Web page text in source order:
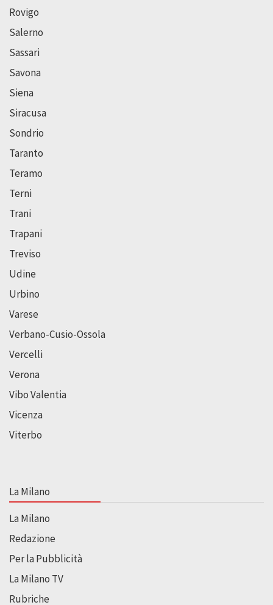
Rovigo
Salerno
Sassari
Savona
Siena
Siracusa
Sondrio
Taranto
Teramo
Terni
Trani
Trapani
Treviso
Udine
Urbino
Varese
Verbano-Cusio-Ossola
Vercelli
Verona
Vibo Valentia
Vicenza
Viterbo
La Milano
La Milano
Redazione
Per la Pubblicità
La Milano TV
Rubriche